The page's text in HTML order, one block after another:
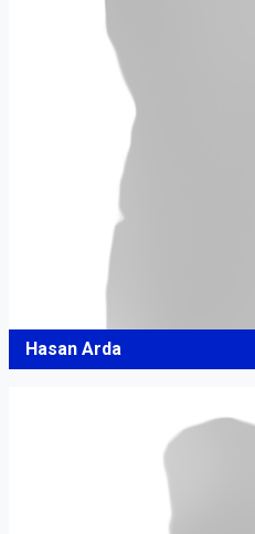
Hasan Arda